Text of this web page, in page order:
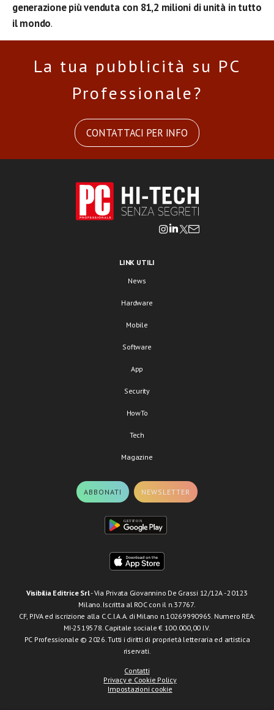
generazione più venduta con 81,2 milioni di unità in tutto
il mondo.
La tua pubblicità su PC
Professionale?
CONTATTACI PER INFO
LINK UTILI
News
Hardware
Mobile
Software
App
Security
HowTo
Tech
Magazine
ABBONATI NEWSLETTER
Visibilia Editrice Srl- Via Privata Giovannino De Grassi 12/12A - 20123
Milano. Iscritta al ROC con il n.37767.
CF, P.IVA ed iscrizione alla C.C.I.A.A. di Milano n.10269990965. Numero REA:
MI-2519578. Capitale sociale € 100.000,00 I.V.
PC Professionale © 2026. Tutti i diritti di proprietà letteraria ed artistica
riservati.
Contatti
Privacy e Cookie Policy
Impostazioni cookie